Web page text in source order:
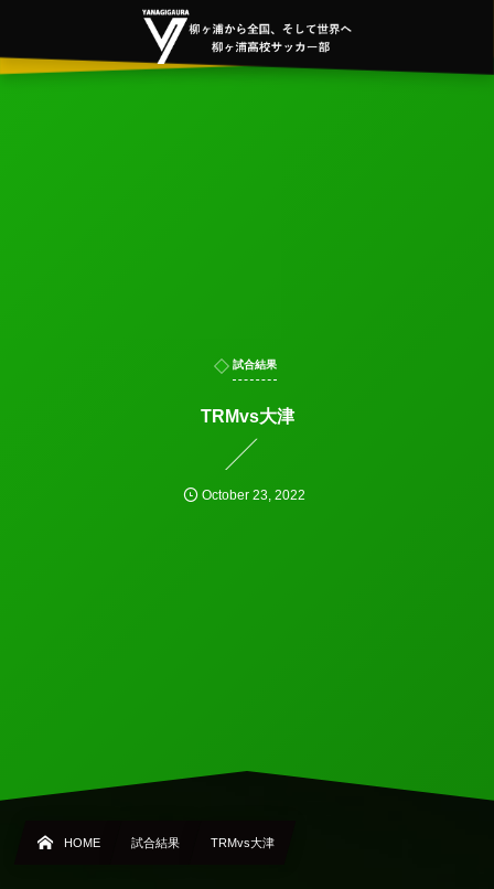
試合結果
TRMvs大津
October 23,2022
HOME 試合結果 TRMvs大津